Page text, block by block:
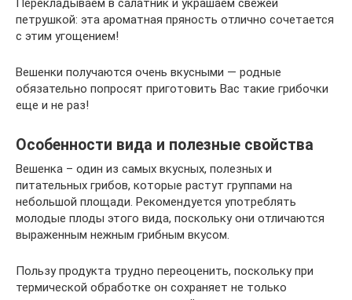
Перекладываем в салатник и украшаем свежей
петрушкой: эта ароматная пряность отлично сочетается
с этим угощением!
Вешенки получаются очень вкусными — родные
обязательно попросят приготовить Вас такие грибочки
еще и не раз!
Особенности вида и полезные свойства
Вешенка – один из самых вкусных, полезных и
питательных грибов, которые растут группами на
небольшой площади. Рекомендуется употреблять
молодые плоды этого вида, поскольку они отличаются
выраженным нежным грибным вкусом.
Пользу продукта трудно переоценить, поскольку при
термической обработке он сохраняет не только